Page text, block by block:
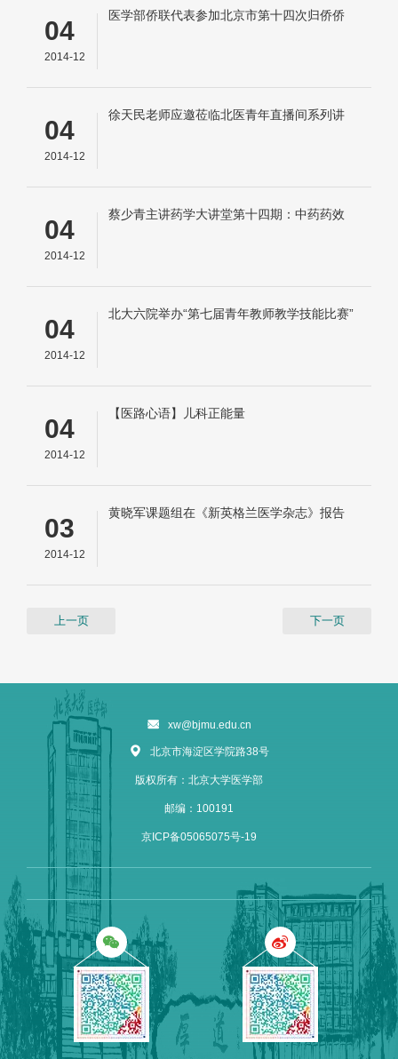
04
2014-12
医学部侨联代表参加北京市第十四次归侨侨
04
2014-12
徐天民老师应邀莅临北医青年直播间系列讲
04
2014-12
蔡少青主讲药学大讲堂第十四期：中药药效
04
2014-12
北大六院举办“第七届青年教师教学技能比赛”
04
2014-12
【医路心语】儿科正能量
03
2014-12
黄晓军课题组在《新英格兰医学杂志》报告
上一页 下一页
xw@bjmu.edu.cn
北京市海淀区学院路38号
版权所有：北京大学医学部
邮编：100191
京ICP备05065075号-19